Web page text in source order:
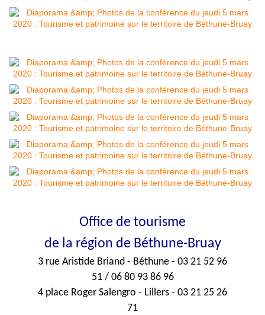
Office de tourisme
de la région de Béthune-Bruay
3 rue Aristide Briand - Béthune - 03 21 52 96
51 / 06 80 93 86 96
4 place Roger Salengro - Lillers - 03 21 25 26
71